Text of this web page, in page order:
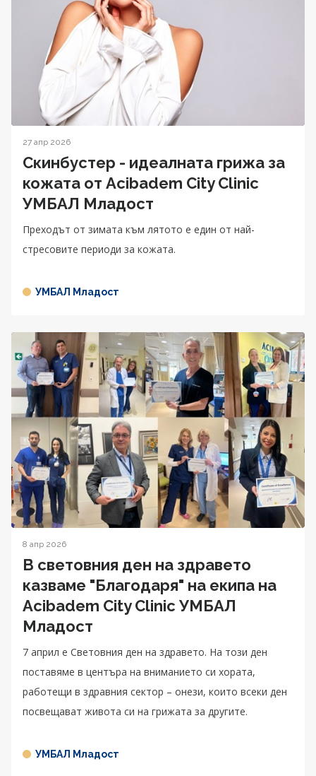
27 апр 2026
Скинбустер - идеалната грижа за
кожата от Acibadem City Clinic
УМБАЛ Младост
Преходът от зимата към лятото е един от най-
стресовите периоди за кожата.
УМБАЛ Младост
8 апр 2026
В световния ден на здравето
казваме "Благодаря" на екипа на
Acibadem City Clinic УМБАЛ
Младост
7 април е Световния ден на здравето. На този ден
поставяме в центъра на вниманието си хората,
работещи в здравния сектор – онези, които всеки ден
посвещават живота си на грижата за другите.
УМБАЛ Младост